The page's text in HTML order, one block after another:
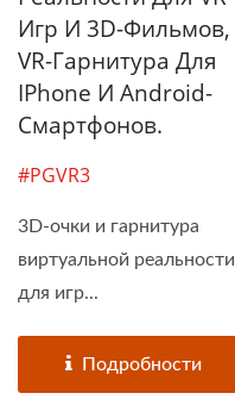
Игр И 3D-Фильмов,
VR-Гарнитура Для
IPhone И Android-
Смартфонов.
#PGVR3
3D-очки и гарнитура
виртуальной реальности
для игр...
Подробности